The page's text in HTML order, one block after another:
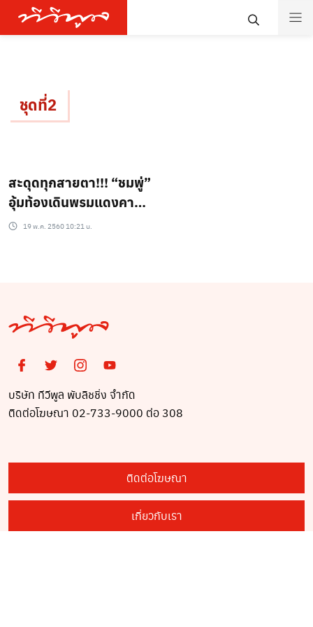
ชุดที่2
สะดุดทุกสายตา!!! “ชมพู่”
อุ้มท้องเดินพรมแดงคานส์
วันที่ 2 เรียบหรูดูแพง!!
19 พ.ค. 2560 10:21 น.
บริษัท ทีวีพูล พับลิชชิ่ง จำกัด
ติดต่อโฆษณา 02-733-9000 ต่อ 308
ติดต่อโฆษณา
เกี่ยวกับเรา